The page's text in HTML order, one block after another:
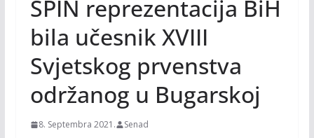
SPIN reprezentacija BiH
bila učesnik XVIII
Svjetskog prvenstva
održanog u Bugarskoj
8. Septembra 2021. Senad